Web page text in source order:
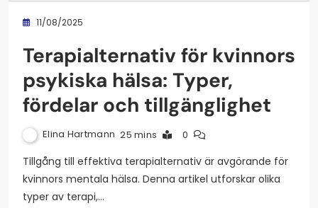
11/08/2025
Terapialternativ för kvinnors
psykiska hälsa: Typer,
fördelar och tillgänglighet
Elina Hartmann 25 mins 0
Tillgång till effektiva terapialternativ är avgörande för
kvinnors mentala hälsa. Denna artikel utforskar olika
typer av terapi,…